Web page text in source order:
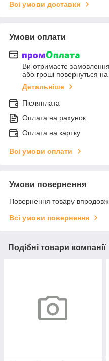
Всі умови доставки
Умови оплати
Ви отримаєте замовлення
або гроші повернуться
Детальніше
Післяплата
Оплата на рахунок
Оплата на картку
Всі умови оплати
Умови повернення
Повернення товару
Всі умови повернення
Подібні товари компанії